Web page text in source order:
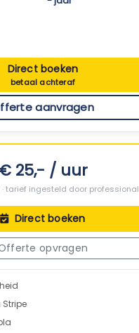
Direct boeken
betaal achteraf
aanvragen
€ 25,- / uur
· tarief ingesteld door professional
Direct boeken
opvragen